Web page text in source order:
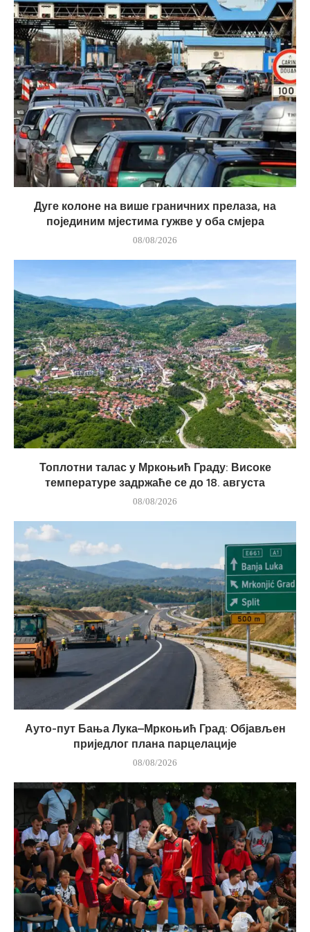
Дуге колоне на више граничних прелаза, на
појединим мјестима гужве у оба смјера
08/08/2026
Топлотни талас у Мркоњић Граду: Високе
температуре задржаће се до 18. августа
08/08/2026
Ауто-пут Бања Лука–Мркоњић Град: Објављен
приједлог плана парцелације
08/08/2026